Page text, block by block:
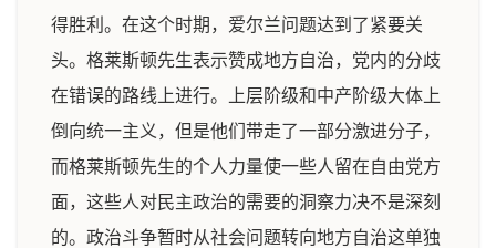
得胜利。在这个时期，爱尔兰问题达到了紧要关
头。格莱斯顿先生表示赞成地方自治，党内的分歧
在错误的路线上进行。上层阶级和中产阶级大体上
倒向统一主义，但是他们带走了一部分激进分子，
而格莱斯顿先生的个人力量使一些人留在自由党方
面，这些人对民主政治的需要的洞察力决不是深刻
的。政治斗争暂时从社会问题转向地方自治这单独